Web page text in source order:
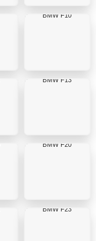
BMW F10
BMW F13
BMW F20
BMW F23